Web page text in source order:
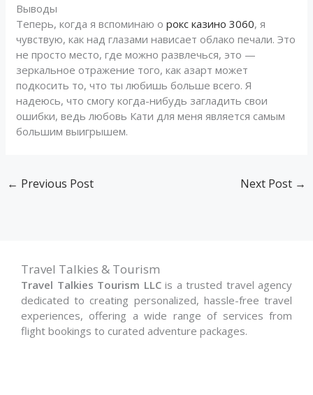
Выводы
Теперь, когда я вспоминаю орокс казино 3060, я
чувствую, как над глазами нависает облако печали. Это
не просто место, где можно развлечься, это —
зеркальное отражение того, как азарт может
подкосить то, что ты любишь больше всего. Я
надеюсь, что смогу когда-нибудь загладить свои
ошибки, ведь любовь Кати для меня является самым
большим выигрышем.
← Previous Post Next Post →
Travel Talkies & Tourism
Travel Talkies Tourism LLCis a trusted travel agency
dedicated to creating personalized, hassle-free travel
experiences, offering a wide range of services from
flight bookings to curated adventure packages.